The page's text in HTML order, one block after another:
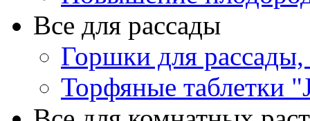
Все для рассады
Горшки для рассады,
Торфяные таблетки